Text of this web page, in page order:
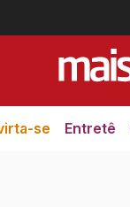
se Entretê